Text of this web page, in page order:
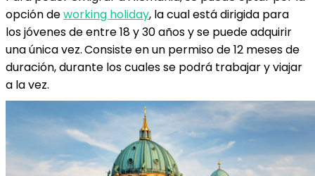
opción deworking holiday, la cual está dirigida para
los jóvenes de entre 18 y 30 años y se puede adquirir
una única vez.Consiste en un permiso de 12 meses de
duración, durante los cuales se podrá trabajar y viajar
a la vez.